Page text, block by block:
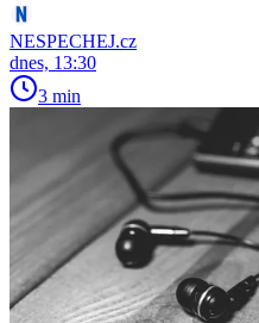
NESPECHEJ.cz
dnes, 13:30
3 min